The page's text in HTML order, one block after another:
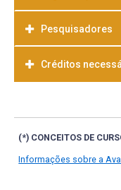
Pesquisadores
Créditos
(*) CONCEITOS DE
Informações sobre a